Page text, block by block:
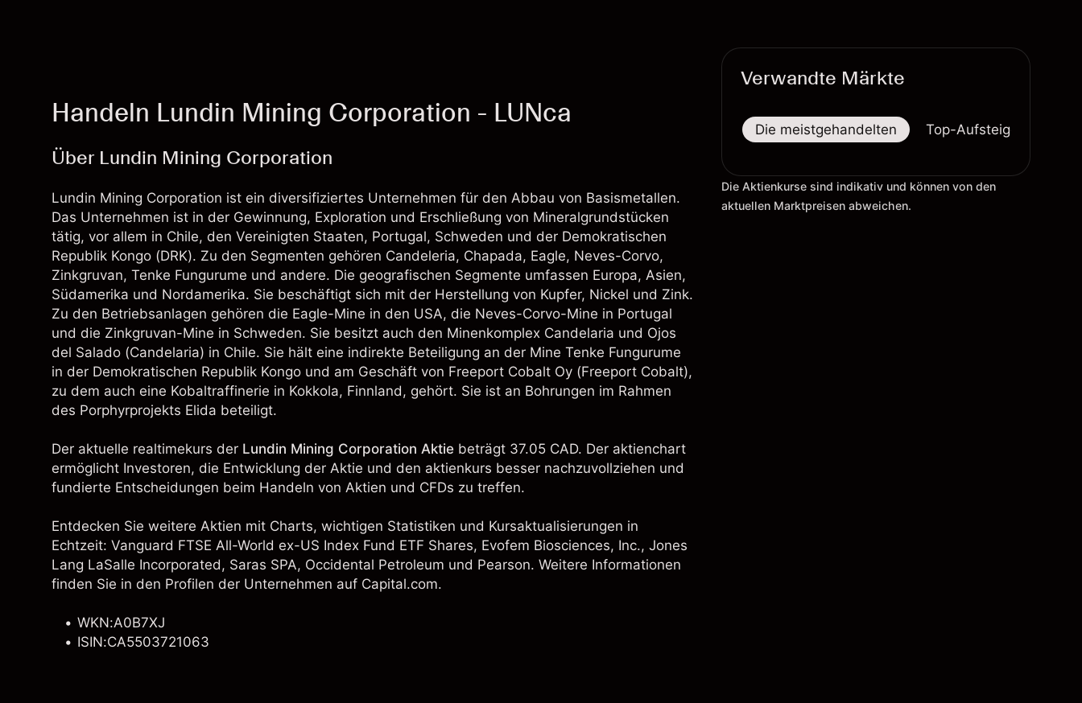
Handeln Lundin Mining Corporation - LUNca
Über Lundin Mining Corporation
Lundin Mining Corporation ist ein diversifiziertes Unternehmen für den Abbau von Basismetallen.
Das Unternehmen ist in der Gewinnung, Exploration und Erschließung von Mineralgrundstücken
tätig, vor allem in Chile, den Vereinigten Staaten, Portugal, Schweden und der Demokratischen
Republik Kongo (DRK). Zu den Segmenten gehören Candeleria, Chapada, Eagle, Neves-Corvo,
Zinkgruvan, Tenke Fungurume und andere. Die geografischen Segmente umfassen Europa, Asien,
Südamerika und Nordamerika. Sie beschäftigt sich mit der Herstellung von Kupfer, Nickel und Zink.
Zu den Betriebsanlagen gehören die Eagle-Mine in den USA, die Neves-Corvo-Mine in Portugal
und die Zinkgruvan-Mine in Schweden. Sie besitzt auch den Minenkomplex Candelaria und Ojos
del Salado (Candelaria) in Chile. Sie hält eine indirekte Beteiligung an der Mine Tenke Fungurume
in der Demokratischen Republik Kongo und am Geschäft von Freeport Cobalt Oy (Freeport Cobalt),
zu dem auch eine Kobaltraffinerie in Kokkola, Finnland, gehört. Sie ist an Bohrungen im Rahmen
des Porphyrprojekts Elida beteiligt.
Der aktuelle realtimekurs der Lundin Mining Corporation Aktie beträgt 37.05 CAD. Der aktienchart
ermöglicht Investoren, die Entwicklung der Aktie und den aktienkurs besser nachzuvollziehen und
fundierte Entscheidungen beim Handeln von Aktien und CFDs zu treffen.
Entdecken Sie weitere Aktien mit Charts, wichtigen Statistiken und Kursaktualisierungen in
Echtzeit: Vanguard FTSE All-World ex-US Index Fund ETF Shares, Evofem Biosciences, Inc., Jones
Lang LaSalle Incorporated, Saras SPA, Occidental Petroleum und Pearson. Weitere Informationen
finden Sie in den Profilen der Unternehmen auf Capital.com.
WKN:A0B7XJ
ISIN:CA5503721063
Verwandte Märkte
Die meistgehandelten Top-Aufsteiger
Die Aktienkurse sind indikativ und können von den
aktuellen Marktpreisen abweichen.